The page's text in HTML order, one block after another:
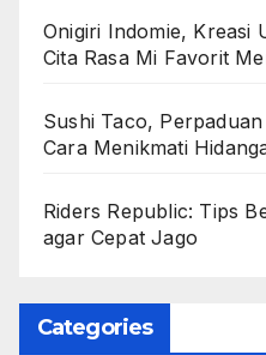
Onigiri Indomie, Kreasi
Cita Rasa Mi Favorit
Sushi Taco,
Cara Menikmati
Riders Republic: Tips
agar Cepat Jago
Categories